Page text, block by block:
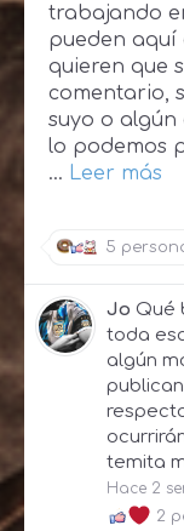
trabajando
pueden aquí
quieren que
comentario,
suyo o algún
lo podemos
… Leer más
5
Jo Qué
toda
algún
temita
Hace 2
2